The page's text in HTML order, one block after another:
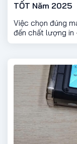
TỐT Năm 2025
Việc chọn đúng
đến chất lượng in
của doanh
chất lượng.